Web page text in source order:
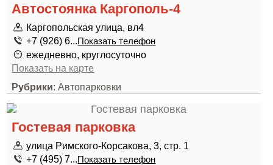
Автостоянка Каргополь-4
Каргопольская улица, вл4
+7 (926) 6...Показать телефон
ежедневно, круглосуточно
Показать на карте
Рубрики: Автопарковки
Гостевая парковка
улица Римского-Корсакова, 3, стр. 1
+7 (495) 7...Показать телефон